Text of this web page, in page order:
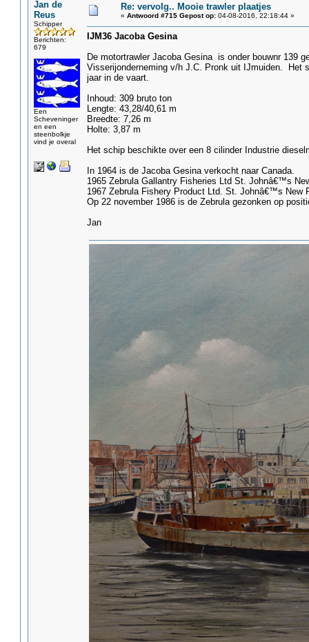
Jan de
Reus
Schipper
Berichten:
679
Een
Scheveninger
en een
steenbolkje
vind je overal
Re: vervolg.. Mooie trawler plaatjes
« Antwoord #715 Gepost op:04-08-2016, 22:18:44 »
IJM36 Jacoba Gesina
De motortrawler Jacoba Gesina is onder bouwnr 139
Visserijonderneming v/h J.C. Pronk uit IJmuiden. Het
jaar in de vaart.
Inhoud: 309 bruto ton
Lengte: 43,28/40,61 m
Breedte: 7,26 m
Holte: 3,87 m
Het schip beschikte over een 8 cilinder Industrie
In 1964 is de Jacoba Gesina verkocht naar Canada.
1965 Zebrula Gallantry Fisheries Ltd St. Johnâ€™s
1967 Zebrula Fishery Product Ltd. St. Johnâ€™s New
Op 22 november 1986 is de Zebrula gezonken op
Jan